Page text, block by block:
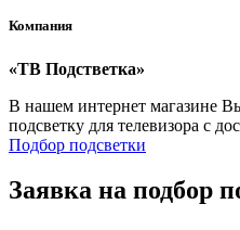
Компания
«ТВ Подстветка»
В нашем интернет магазине
подсветку для телевизора с
Подбор подсветки
Заявка на подбор